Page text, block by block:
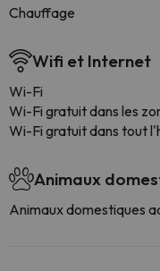
Chauffage
Wifi et Internet
Wi-Fi
Wi-Fi gratuit dans les
Wi-Fi gratuit dans tout
Animaux
Animaux domestiques